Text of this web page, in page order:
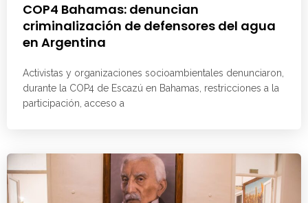
COP4 Bahamas: denuncian
criminalización de defensores del agua
en Argentina
Activistas y organizaciones socioambientales denunciaron,
durante la COP4 de Escazú en Bahamas, restricciones a la
participación, acceso a